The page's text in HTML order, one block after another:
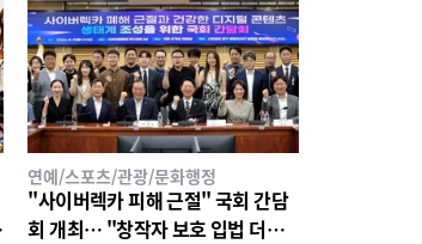
연예/스포츠/관광/문화행정
"사이버렉카 피해 근절" 국회 간담
회 개최… "창작자 보호 입법 더는